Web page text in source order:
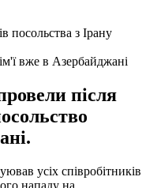
вже в Азербайджані
після
усіх співробітників
нападу на